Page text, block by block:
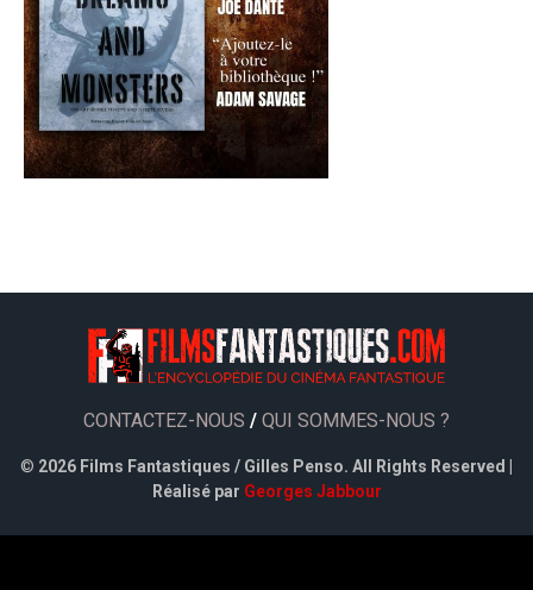
CONTACTEZ-NOUS / QUI SOMMES-NOUS ?
© 2026 Films Fantastiques / Gilles Penso. All Rights Reserved |
Réalisé par Georges Jabbour